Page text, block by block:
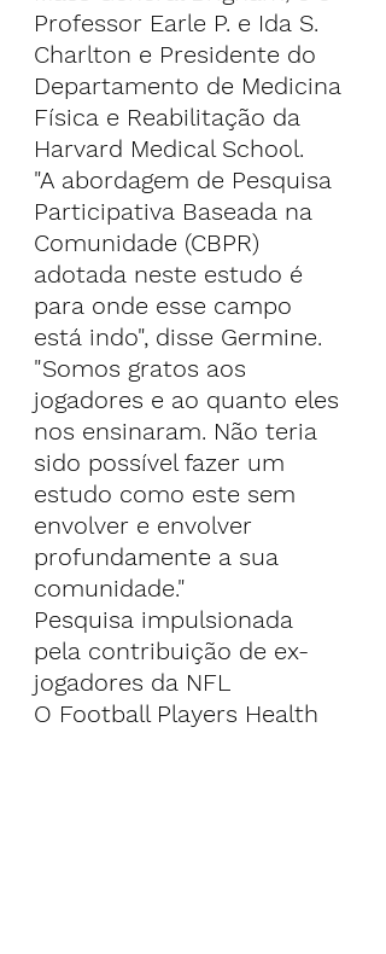
Professor Earle P. e Ida S.
Charlton e Presidente do
Departamento de Medicina
Física e Reabilitação da
Harvard Medical School.
"A abordagem de Pesquisa
Participativa Baseada na
Comunidade (CBPR)
adotada neste estudo é
para onde esse campo
está indo", disse Germine.
"Somos gratos aos
jogadores e ao quanto eles
nos ensinaram. Não teria
sido possível fazer um
estudo como este sem
envolver e envolver
profundamente a sua
comunidade."
Pesquisa impulsionada
pela contribuição de ex-
jogadores da NFL
O Football Players Health